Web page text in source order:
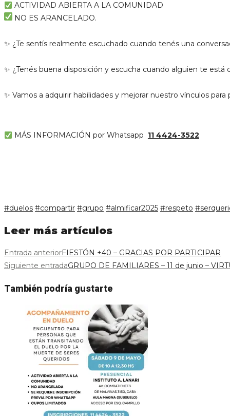
ACTIVIDAD ABIERTA A LA COMUNIDAD
NO ES ARANCELADO.
✨ ¿Te sentís realmente escuchado cuando tenés una
✨ ¿Tenés buena disposición y escucha cuando alguien te está
✨ Vamos a adquirir habilidades y mejorar nuestro vínculos
MÁS INFORMACIÓN por Whatsapp 11 4424-3522
#duelos #compartir #grupo #almificar2025 #respeto
Leer más artículos
Entrada anteriorFIESTÓN +40 – GRACIAS POR PARTICIPAR
Siguiente entradaGRUPO DE FAMILIARES – 11 de junio –
También podría gustarte